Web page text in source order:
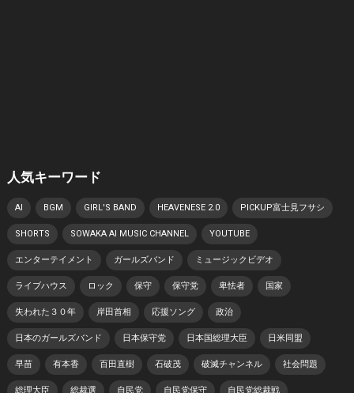
人気キーワード
AI BGM GIRL'S BAND HEAVENESE 2.0 PICKUP富士見フサシ
SHORTS SOWAKA AI MUSIC CHANNEL YOUTUBE
エンターテイメント ガールズバンド ミュージックビデオ
ライブハウス ロック 保守 保守党 卑怯者 国家
失われた３０年 岸田首相 応援ソング 政治
日本のガールズバンド 日本保守党 日本国総理大臣 日米同盟
早苗 有本香 百田直樹 石破茂 破滅チャンネル 社会問題
総理大臣 総裁選 自民党 自民党保守 自民党総裁戦